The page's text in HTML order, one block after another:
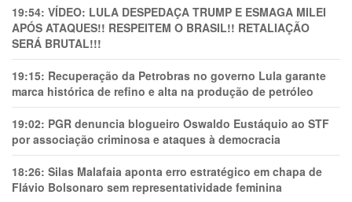
19:54: VÍDEO: LULA DESPEDAÇA TRUMP E ESMAGA MILEI
APÓS ATAQUES!! RESPEITEM O BRASIL!! RETALIAÇÃO
SERÁ BRUTAL!!!
19:15: Recuperação da Petrobras no governo Lula garante
marca histórica de refino e alta na produção de petróleo
19:02: PGR denuncia blogueiro Oswaldo Eustáquio ao STF
por associação criminosa e ataques à democracia
18:26: Silas Malafaia aponta erro estratégico em chapa de
Flávio Bolsonaro sem representatividade feminina